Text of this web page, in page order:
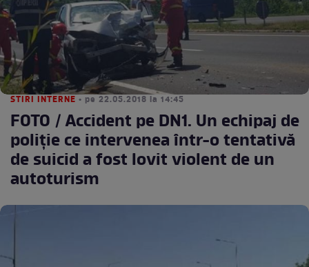
STIRI INTERNE • pe 22.05.2018 la 14:45
FOTO / Accident pe DN1. Un echipaj de
poliție ce intervenea într-o tentativă
de suicid a fost lovit violent de un
autoturism